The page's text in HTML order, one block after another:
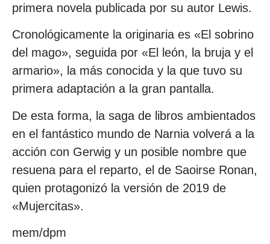
primera novela publicada por su autor Lewis.
Cronológicamente la originaria es «El sobrino
del mago», seguida por «El león, la bruja y el
armario», la más conocida y la que tuvo su
primera adaptación a la gran pantalla.
De esta forma, la saga de libros ambientados
en el fantástico mundo de Narnia volverá a la
acción con Gerwig y un posible nombre que
resuena para el reparto, el de Saoirse Ronan,
quien protagonizó la versión de 2019 de
«Mujercitas».
mem/dpm